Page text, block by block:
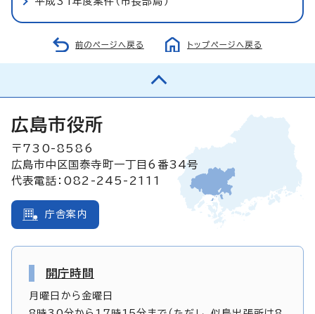
前のページへ戻る トップページへ戻る
広島市役所
〒730-8586
広島市中区国泰寺町一丁目6番34号
代表電話：082-245-2111
庁舎案内
開庁時間
月曜日から金曜日